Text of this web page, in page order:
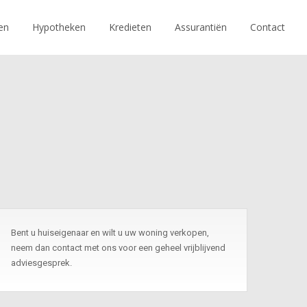
Hypotheken Kredieten Assurantiën Contact
Bent u huiseigenaar en wilt u uw woning verkopen,
neem dan contact met ons voor een geheel vrijblijvend
adviesgesprek.